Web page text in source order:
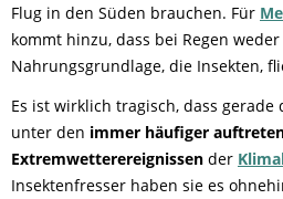
Flug in den Süden brauchen. Für
kommt hinzu, dass bei Regen
Nahrungsgrundlage, die Insekten,
Es ist wirklich tragisch, dass gerade
unter den immer häufiger
Extremwetterereignissen der
Insektenfresser haben sie es